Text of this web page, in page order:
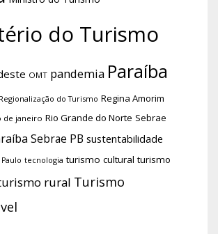
do Turismo
OMT pandemia Paraíba
do Turismo Regina Amorim
de janeiro Rio Grande do Norte Sebrae
Sebrae PB sustentabilidade
Paulo tecnologia turismo cultural turismo
rural Turismo